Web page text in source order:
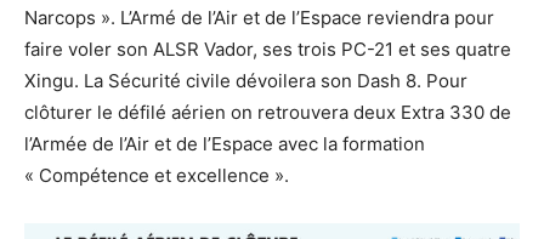
Narcops ». L’Armé de l’Air et de l’Espace reviendra pour
faire voler son ALSR Vador, ses trois PC-21 et ses quatre
Xingu. La Sécurité civile dévoilera son Dash 8. Pour
clôturer le défilé aérien on retrouvera deux Extra 330 de
l’Armée de l’Air et de l’Espace avec la formation
« Compétence et excellence ».